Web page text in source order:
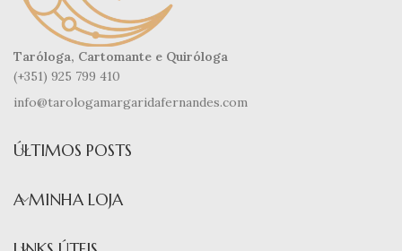
Taróloga, Cartomante e Quiróloga
(+351) 925 799 410
info@tarologamargaridafernandes.com
ÚLTIMOS POSTS
A MINHA LOJA